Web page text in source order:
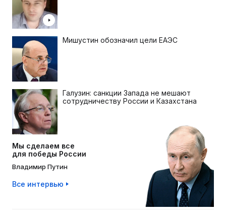
Мишустин обозначил цели ЕАЭС
Галузин: санкции Запада не мешают
сотрудничеству России и Казахстана
Мы сделаем все
для победы России
Владимир Путин
Все интервью